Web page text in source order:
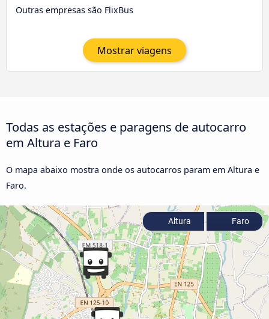
Outras empresas são FlixBus
Mostrar viagens
Todas as estações e paragens de autocarro
em Altura e Faro
O mapa abaixo mostra onde os autocarros param em Altura e
Faro.
Altura Faro